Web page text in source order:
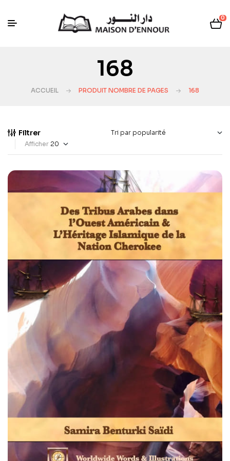
0
168
ACCUEIL PRODUIT NOMBRE DE PAGES 168
Filtrer
Afficher